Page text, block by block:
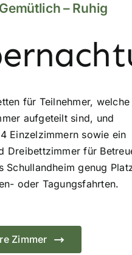
– Ruhig
für Teilnehmer, welche
aufgeteilt sind, und
Einzelzimmern sowie ein
Dreibettzimmer für
Schullandheim genug
oder Tagungsfahrten.
Zimmer